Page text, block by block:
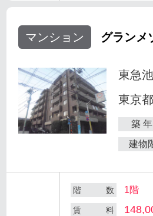
マンション グランメ
東急
東京
築
建物
階 数 1階
賃 料